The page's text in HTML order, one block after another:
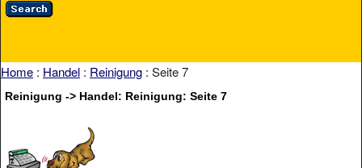
Home : Handel : Reinigung : Seite 7
Reinigung -> Handel: Reinigung: Seite 7